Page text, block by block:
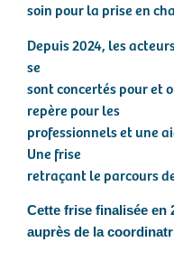
soin pour la prise en
Depuis 2024, les
se
sont concertés pour et
repère pour les
professionnels et une
Une frise
retraçant le parcours
Cette frise finalisée en
auprès de la